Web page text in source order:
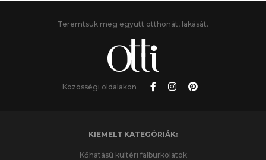
Teremtsük meg együtt otthonát, lakását.
Közösségi oldalakon
KIEMELT KATEGÓRIÁK:
Kőhatású kültéri falburkolatok